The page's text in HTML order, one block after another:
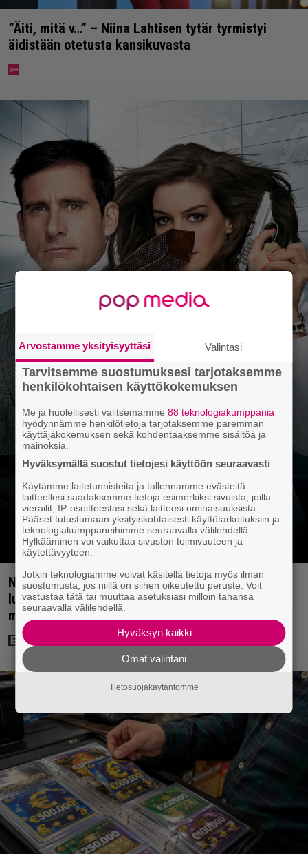
”Äiti, mitä v…” – Niina Lahtisen tytär tyrmistyi
äidistään otetusta kansikuvasta
Nyt Netflixissä: Steve Carell ja Anne Hathaway 60-
luvun klassikosta tehdyssä leffassa – mukana 5
minuutin laskuvarjohyppy
Arvostamme yksityisyyttäsi Valintasi
Tarvitsemme suostumuksesi tarjotaksemme
henkilökohtaisen käyttökokemuksen
Me ja huolellisesti valitsemamme88 teknologiakumppania
hyödynnämme henkilötietoja tarjotaksemme paremman
käyttäjäkokemuksen sekä kohdentaaksemme sisältöä ja
mainoksia.
Hyväksymällä suostut tietojesi käyttöön seuraavasti
Käytämme laitetunnisteita ja tallennamme evästeitä
laitteellesi saadaksemme tietoja esimerkiksi sivuista, joilla
vierailit, IP-osoitteestasi sekä laitteesi ominaisuuksista.
Pääset tutustumaan yksityiskohtaisesti käyttötarkoituksiin ja
teknologiakumppaneihimme seuraavalla välilehdellä.
Hylkääminen voi vaikuttaa sivuston toimivuuteen ja
käytettävyyteen.
Jotkin teknologiamme voivat käsitellä tietoja myös ilman
suostumusta, jos niillä on siihen oikeutettu peruste. Voit
vastustaa tätä tai muuttaa asetuksiasi milloin tahansa
seuraavalla välilehdellä.
Hyväksyn kaikki
Omat valintani
Tietosuojakäytäntömme